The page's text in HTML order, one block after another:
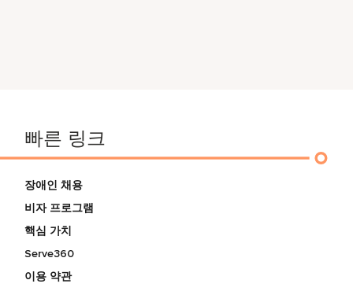
빠른 링크
장애인 채용
비자 프로그램
핵심 가치
Serve360
이용 약관